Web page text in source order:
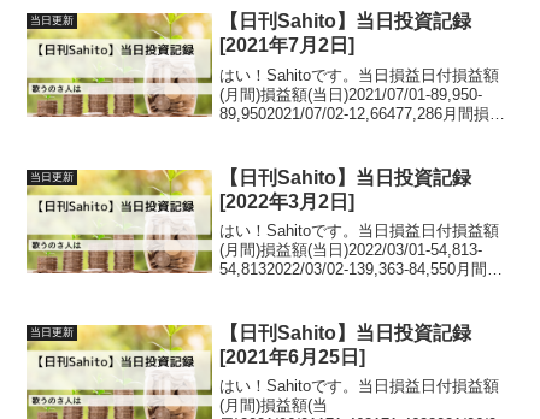
当日更新
【日刊Sahito】当日投資記録
[2021年7月2日]
はい！Sahitoです。当日損益日付損益額
(月間)損益額(当日)2021/07/01-89,950-
89,9502021/07/02-12,66477,286月間損益
当日更新
【日刊Sahito】当日投資記録
[2022年3月2日]
はい！Sahitoです。当日損益日付損益額
(月間)損益額(当日)2022/03/01-54,813-
54,8132022/03/02-139,363-84,550月間損
う...
当日更新
【日刊Sahito】当日投資記録
[2021年6月25日]
はい！Sahitoです。当日損益日付損益額
(月間)損益額(当